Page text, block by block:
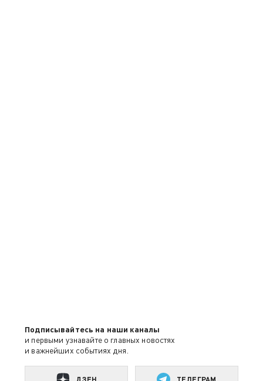
Подписывайтесь на наши каналы
и первыми узнавайте о главных новостях
и важнейших событиях дня.
ДЗЕН ТЕЛЕГРАМ